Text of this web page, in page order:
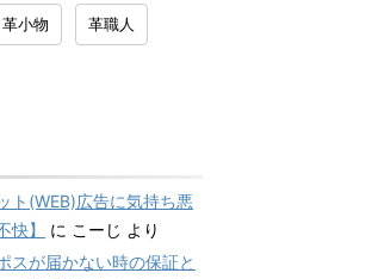
革小物 革職人
ト(WEB)広告に気持ち悪
快】
に こーじ より
スが届かない時の保証と